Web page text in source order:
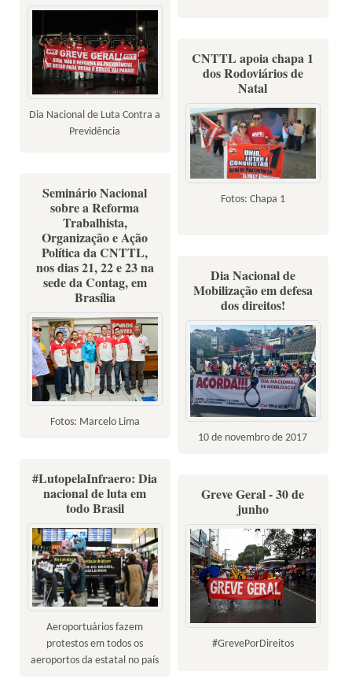
Dia Nacional de Luta Contra a
Previdência
CNTTL apoia chapa 1
dos Rodoviários de
Natal
Fotos: Chapa 1
Seminário Nacional
sobre a Reforma
Trabalhista,
Organização e Ação
Política da CNTTL,
nos dias 21, 22 e 23 na
sede da Contag, em
Brasília
Fotos: Marcelo Lima
Dia Nacional de
Mobilização em defesa
dos direitos!
10 de novembro de 2017
#LutopelaInfraero: Dia
nacional de luta em
todo Brasil
Aeroportuários fazem
protestos em todos os
aeroportos da estatal no país
Greve Geral - 30 de
junho
#GrevePorDireitos